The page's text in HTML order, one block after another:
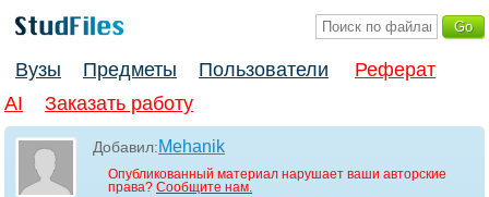
Вузы Предметы Пользователи
Реферат
AI
Заказать работу
Добавил:Mehanik
Опубликованный материал нарушает ваши авторские
права? Сообщите нам.